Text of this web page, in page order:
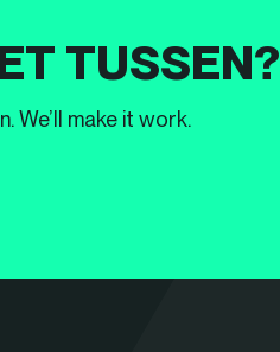
TUSSEN?
We’ll make it work.